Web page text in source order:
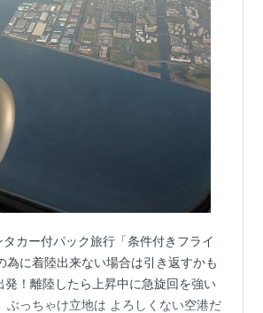
カー付パック旅行「条件付きフライ
為に着陸出来ない場合は引き返すかも
発！離陸したら上昇中に急旋回を強い
ぶっちゃけ立地は よろしくない空港だ